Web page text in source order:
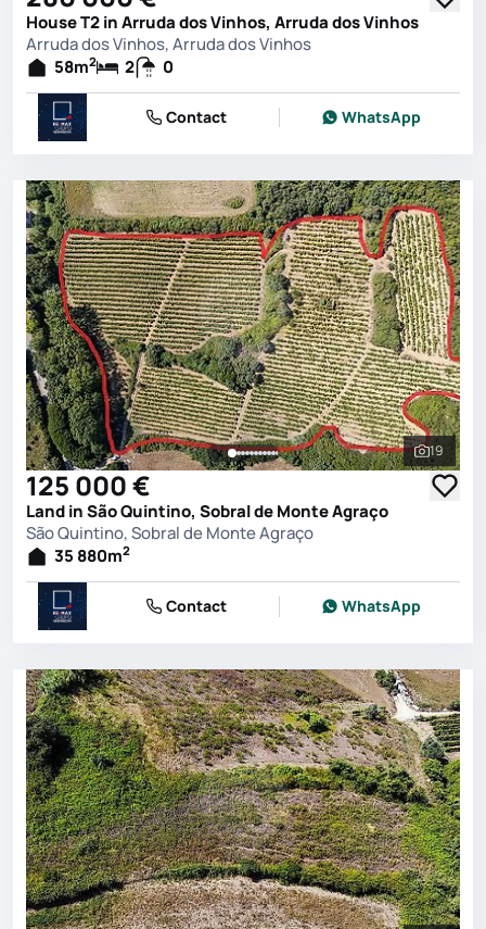
House T2 in Arruda dos Vinhos, Arruda dos Vinhos
Arruda dos Vinhos, Arruda dos Vinhos
58m2 2 0
Contact WhatsApp
See all
19
125 000 €
Land in São Quintino, Sobral de Monte Agraço
São Quintino, Sobral de Monte Agraço
35 880m2
Contact WhatsApp